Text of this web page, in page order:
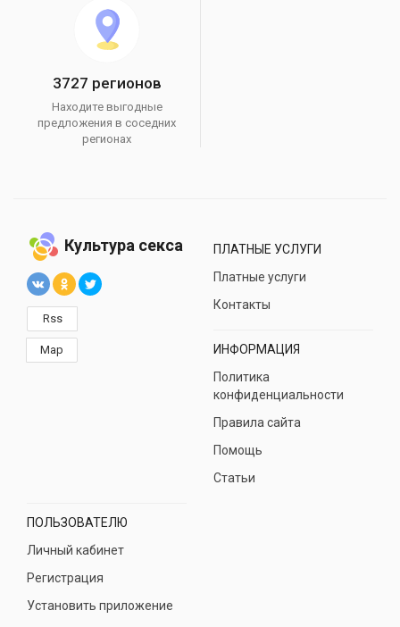
3727 регионов
Находите выгодные
предложения в соседних
регионах
Культура секса
Rss
Map
ПЛАТНЫЕ УСЛУГИ
Платные услуги
Контакты
ИНФОРМАЦИЯ
Политика
конфиденциальности
Правила сайта
Помощь
Статьи
ПОЛЬЗОВАТЕЛЮ
Личный кабинет
Регистрация
Установить приложение